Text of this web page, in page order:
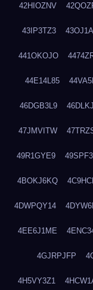
42HIOZNV
43IP3TZ3
441OKOJO
44E14L85
46DGB3L9
47JMVITW
49R1GYE9
4BOKJ6KQ
4DWPQY14
4EE6J1ME
4GJRPJFP
4H5VY3Z1